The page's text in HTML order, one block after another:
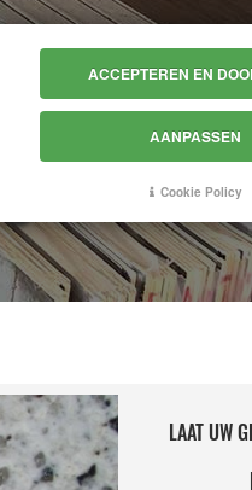
BEDRIJF CATALOGUS
LAAT UW
ACCEPTEREN EN
AANPASSEN
Cookie Policy